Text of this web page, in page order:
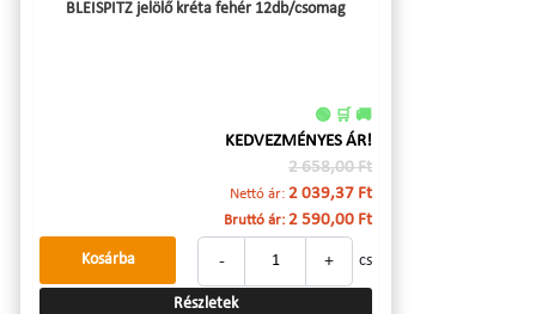
BLEISPITZ jelölő kréta fehér 12db/csomag
🟢 🛒 🚚
KEDVEZMÉNYES ÁR!
2 658,00 Ft
Nettó ár: 2 039,37 Ft
Bruttó ár: 2 590,00 Ft
- + cs
Kosárba
Részletek